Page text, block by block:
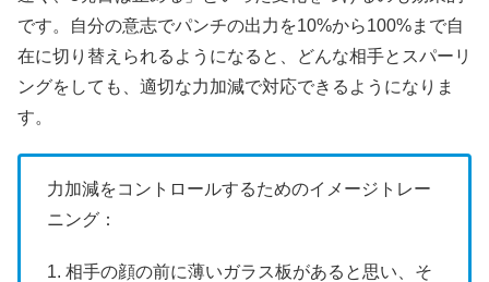
です。自分の意志でパンチの出力を10%から100%まで自
在に切り替えられるようになると、どんな相手とスパーリ
ングをしても、適切な力加減で対応できるようになりま
す。
力加減をコントロールするためのイメージトレー
ニング：
1. 相手の顔の前に薄いガラス板があると思い、そ